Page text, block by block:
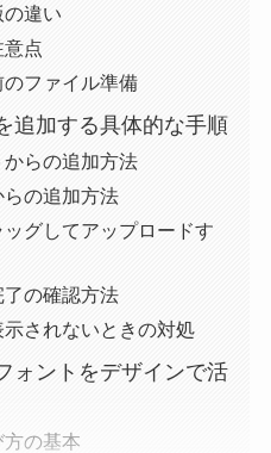
違い
意点
ファイル準備
追加する具体的な手順
らの追加方法
の追加方法
グしてアップロードす
の確認方法
されないときの対処
ォントをデザインで活
の基本